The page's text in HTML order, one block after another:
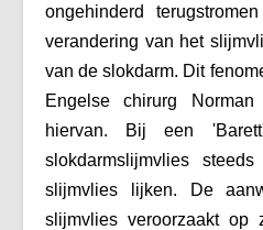
ongehinderd
verandering van het
van de slokdarm. Dit
Engelse chirurg
hiervan. Bij een
slokdarmslijmvlies
slijmvlies lijken. De
slijmvlies veroorzaakt op